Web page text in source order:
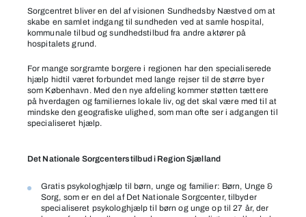
Sorgcentret bliver en del af visionen Sundhedsby Næstved om at
skabe en samlet indgang til sundheden ved at samle hospital,
kommunale tilbud og sundhedstilbud fra andre aktører på
hospitalets grund.
For mange sorgramte borgere i regionen har den specialiserede
hjælp hidtil været forbundet med lange rejser til de større byer
som København. Med den nye afdeling kommer støtten tættere
på hverdagen og familiernes lokale liv, og det skal være med til at
mindske den geografiske ulighed, som man ofte ser i adgangen til
specialiseret hjælp.
Det Nationale Sorgcenters tilbud i Region Sjælland
Gratis psykologhjælp til børn, unge og familier: Børn, Unge &
Sorg, som er en del af Det Nationale Sorgcenter, tilbyder
specialiseret psykologhjælp til børn og unge op til 27 år, der